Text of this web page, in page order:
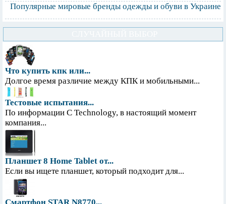
Популярные мировые бренды одежды и обуви в Украине
Что купить кпк или...
Долгое время различие между КПК и мобильными...
Тестовые испытания...
По информации С Technology, в настоящий момент
компания...
Планшет 8 Home Tablet от...
Если вы ищете планшет, который подходит для...